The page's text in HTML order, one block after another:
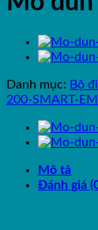
Danh mục: Bộ
200-SMART-
Mô tả
Đánh giá